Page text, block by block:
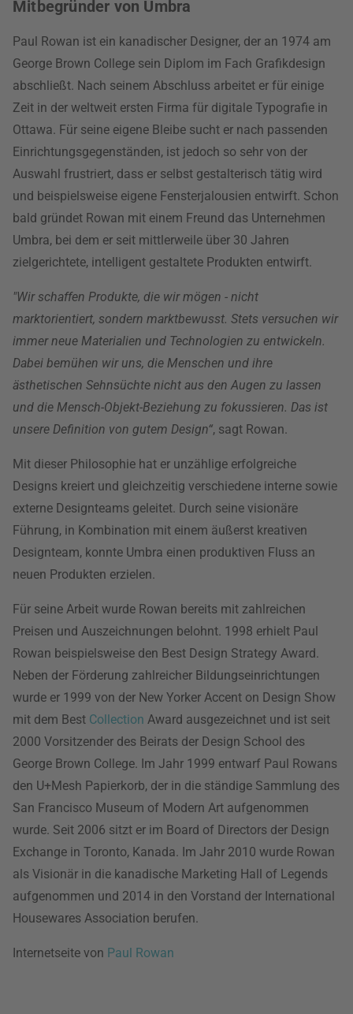
Mitbegründer von Umbra
Paul Rowan ist ein kanadischer Designer, der an 1974 am
George Brown College sein Diplom im Fach Grafikdesign
abschließt. Nach seinem Abschluss arbeitet er für einige
Zeit in der weltweit ersten Firma für digitale Typografie in
Ottawa. Für seine eigene Bleibe sucht er nach passenden
Einrichtungsgegenständen, ist jedoch so sehr von der
Auswahl frustriert, dass er selbst gestalterisch tätig wird
und beispielsweise eigene Fensterjalousien entwirft. Schon
bald gründet Rowan mit einem Freund das Unternehmen
Umbra, bei dem er seit mittlerweile über 30 Jahren
zielgerichtete, intelligent gestaltete Produkten entwirft.
"Wir schaffen Produkte, die wir mögen - nicht
marktorientiert, sondern marktbewusst. Stets versuchen wir
immer neue Materialien und Technologien zu entwickeln.
Dabei bemühen wir uns, die Menschen und ihre
ästhetischen Sehnsüchte nicht aus den Augen zu lassen
und die Mensch-Objekt-Beziehung zu fokussieren. Das ist
unsere Definition von gutem Design“, sagt Rowan.
Mit dieser Philosophie hat er unzählige erfolgreiche
Designs kreiert und gleichzeitig verschiedene interne sowie
externe Designteams geleitet. Durch seine visionäre
Führung, in Kombination mit einem äußerst kreativen
Designteam, konnte Umbra einen produktiven Fluss an
neuen Produkten erzielen.
Für seine Arbeit wurde Rowan bereits mit zahlreichen
Preisen und Auszeichnungen belohnt. 1998 erhielt Paul
Rowan beispielsweise den Best Design Strategy Award.
Neben der Förderung zahlreicher Bildungseinrichtungen
wurde er 1999 von der New Yorker Accent on Design Show
mit dem Best Collection Award ausgezeichnet und ist seit
2000 Vorsitzender des Beirats der Design School des
George Brown College. Im Jahr 1999 entwarf Paul Rowans
den U+Mesh Papierkorb, der in die ständige Sammlung des
San Francisco Museum of Modern Art aufgenommen
wurde. Seit 2006 sitzt er im Board of Directors der Design
Exchange in Toronto, Kanada. Im Jahr 2010 wurde Rowan
als Visionär in die kanadische Marketing Hall of Legends
aufgenommen und 2014 in den Vorstand der International
Housewares Association berufen.
Internetseite von Paul Rowan